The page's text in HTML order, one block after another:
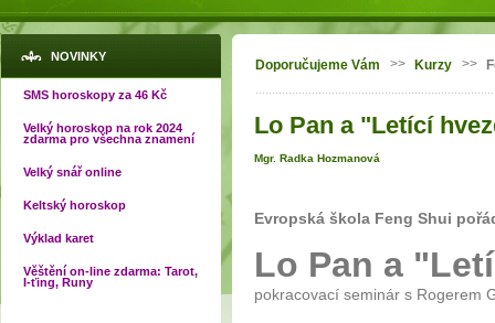
NOVINKY
SMS horoskopy za 46 Kč
Velký horoskop na rok 2024
zdarma pro všechna znamení
Velký snář online
Keltský horoskop
Výklad karet
Věštění on-line zdarma: Tarot,
I-ťing, Runy
Jste zde
Doporučujeme Vám >> Kurzy >>
Lo Pan a "Letící
Mgr. Radka Hozmanová
Evropská škola Feng Shui
Lo Pan a
pokracovací seminár s Rogerem